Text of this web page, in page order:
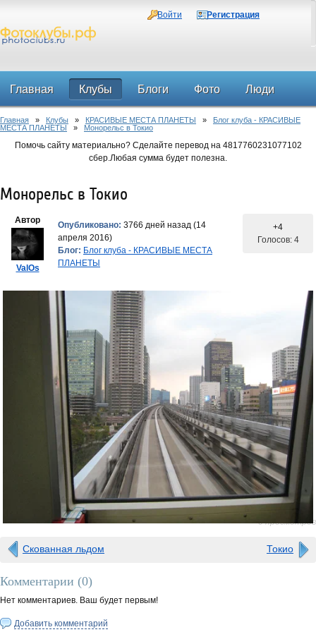
Войти Регистрация
Главная Клубы Блоги Фото Люди
Форум
Главная » Клубы » КРАСИВЫЕ МЕСТА ПЛАНЕТЫ » Блог клуба - КРАСИВЫЕ
МЕСТА ПЛАНЕТЫ » Монорельс в Токио
Помочь сайту материально? Сделайте перевод на 4817760231077102
сбер.Любая сумма будет полезна.
Монорельс в Токио
Автор
ValOs
Опубликовано: 3766 дней назад (14
апреля 2016)
Блог: Блог клуба - КРАСИВЫЕ МЕСТА
ПЛАНЕТЫ
+4
Голосов: 4
0 просмотров
Скованная льдом Токио
Комментарии (0)
Нет комментариев. Ваш будет первым!
Добавить комментарий